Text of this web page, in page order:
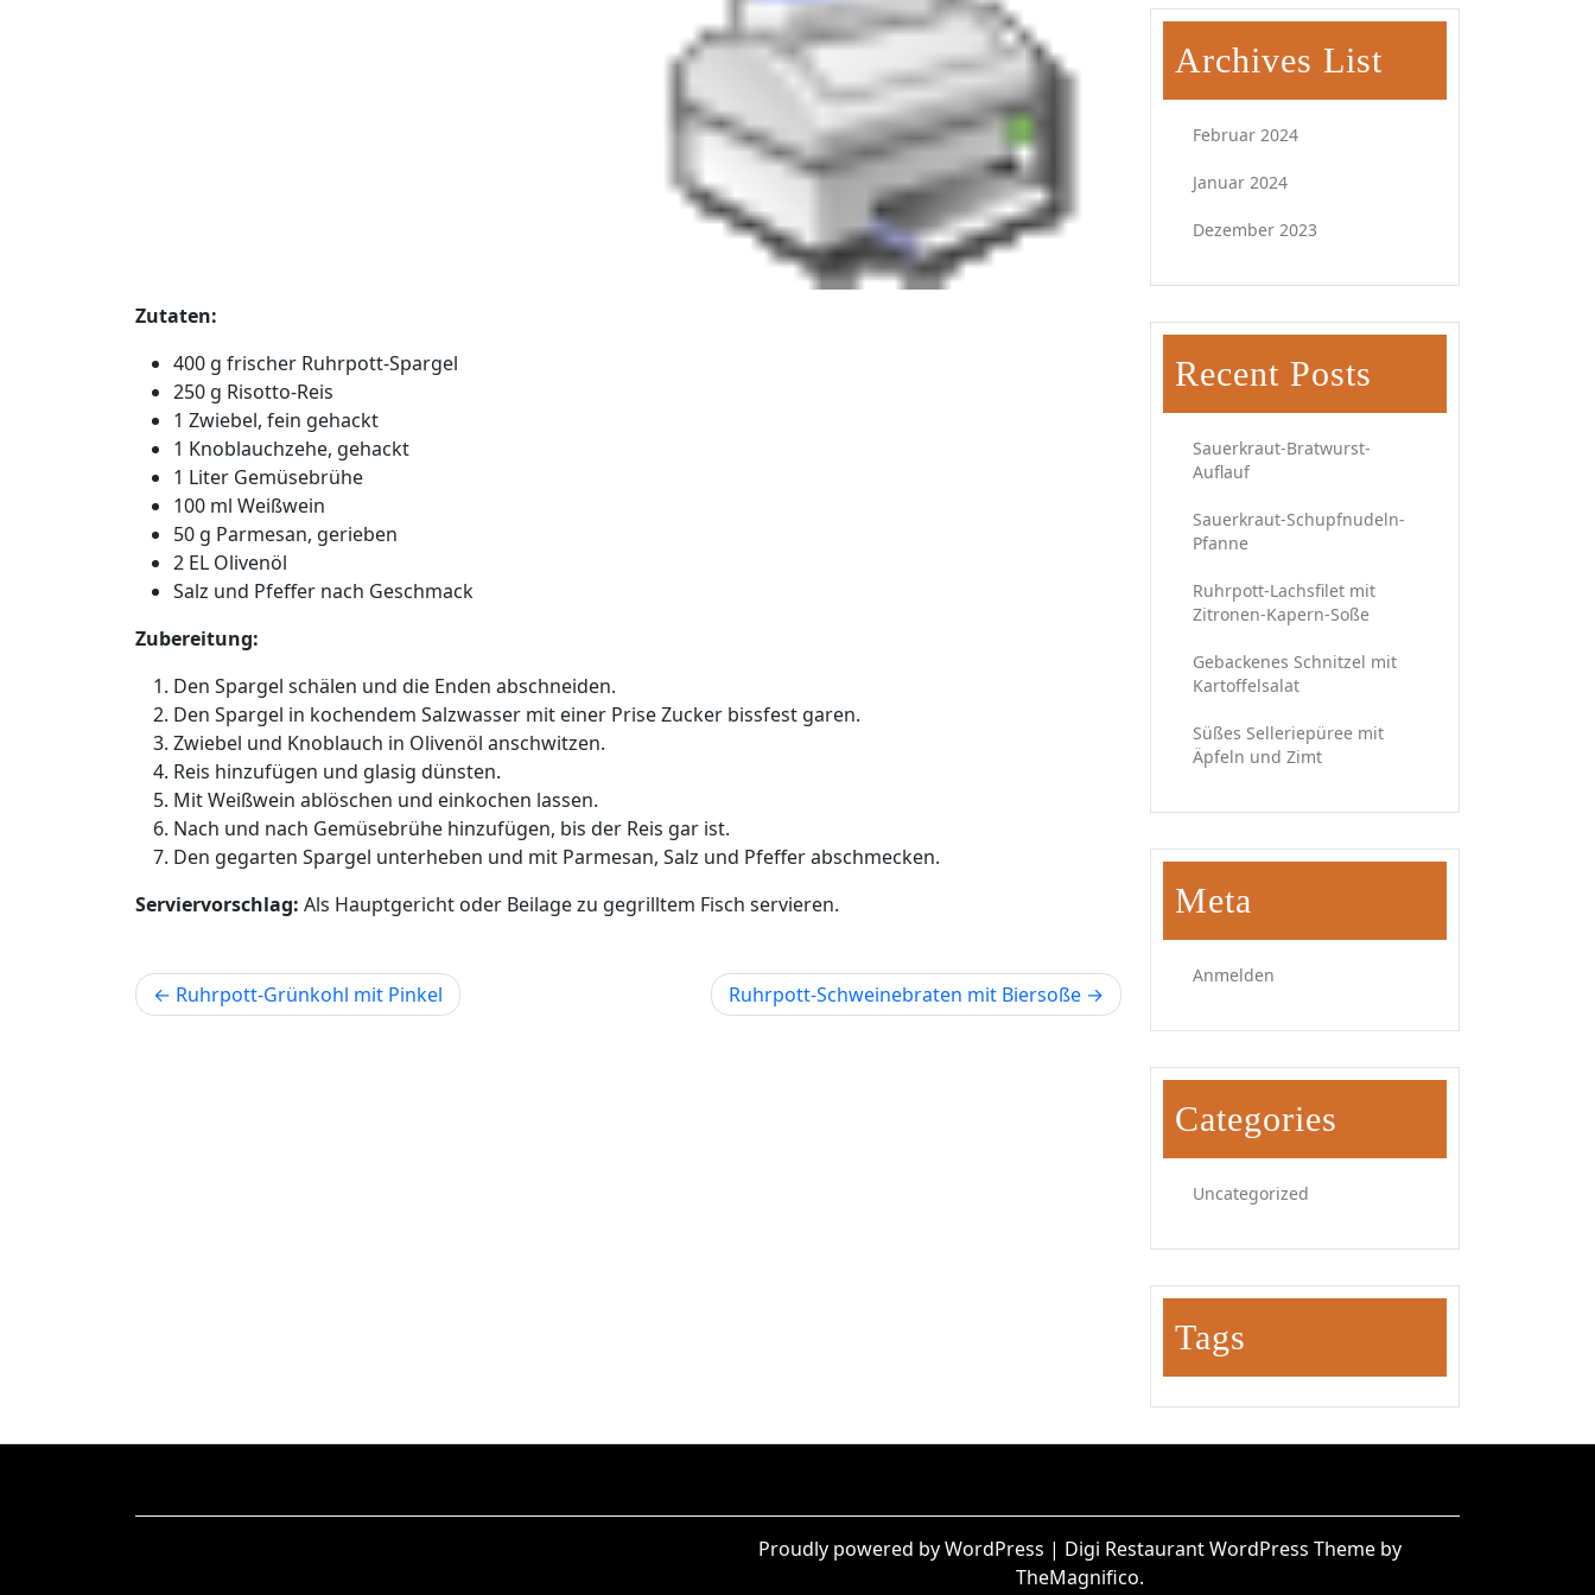
Zutaten:
400 g frischer Ruhrpott-Spargel
250 g Risotto-Reis
1 Zwiebel, fein gehackt
1 Knoblauchzehe, gehackt
1 Liter Gemüsebrühe
100 ml Weißwein
50 g Parmesan, gerieben
2 EL Olivenöl
Salz und Pfeffer nach Geschmack
Zubereitung:
Den Spargel schälen und die Enden abschneiden.
Den Spargel in kochendem Salzwasser mit einer Prise Zucker bissfest garen.
Zwiebel und Knoblauch in Olivenöl anschwitzen.
Reis hinzufügen und glasig dünsten.
Mit Weißwein ablöschen und einkochen lassen.
Nach und nach Gemüsebrühe hinzufügen, bis der Reis gar ist.
Den gegarten Spargel unterheben und mit Parmesan, Salz und Pfeffer abschmecken.
Serviervorschlag: Als Hauptgericht oder Beilage zu gegrilltem Fisch servieren.
Beitragsnavigation
Ruhrpott-Grünkohl mit Pinkel Ruhrpott-Schweinebraten mit Biersoße
Archives List
Februar 2024
Januar 2024
Dezember 2023
Recent Posts
Sauerkraut-Bratwurst-
Auflauf
Sauerkraut-Schupfnudeln-
Pfanne
Ruhrpott-Lachsfilet mit
Zitronen-Kapern-Soße
Gebackenes Schnitzel mit
Kartoffelsalat
Süßes Selleriepüree mit
Äpfeln und Zimt
Meta
Anmelden
Categories
Uncategorized
Tags
Proudly powered by WordPress | Digi Restaurant WordPress Theme by
TheMagnifico.